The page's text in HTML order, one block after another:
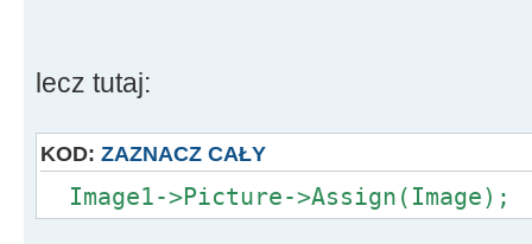
{
case psStarting: ProgressBar1-
case psRunning: ProgressBar1-
break;
case psEnding: ProgressBar1-
}
lecz tutaj:
KOD: ZAZNACZ CAŁY
Image1->Picture->Assign(Image);